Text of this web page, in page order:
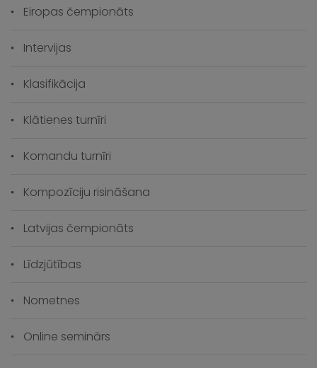
Eiropas čempionāts
Intervijas
Klasifikācija
Klātienes turnīri
Komandu turnīri
Kompozīciju risināšana
Latvijas čempionāts
Līdzjūtības
Nometnes
Online seminārs